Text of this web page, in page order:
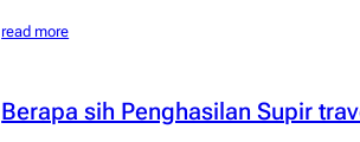
read more
Berapa sih Penghasilan Supir